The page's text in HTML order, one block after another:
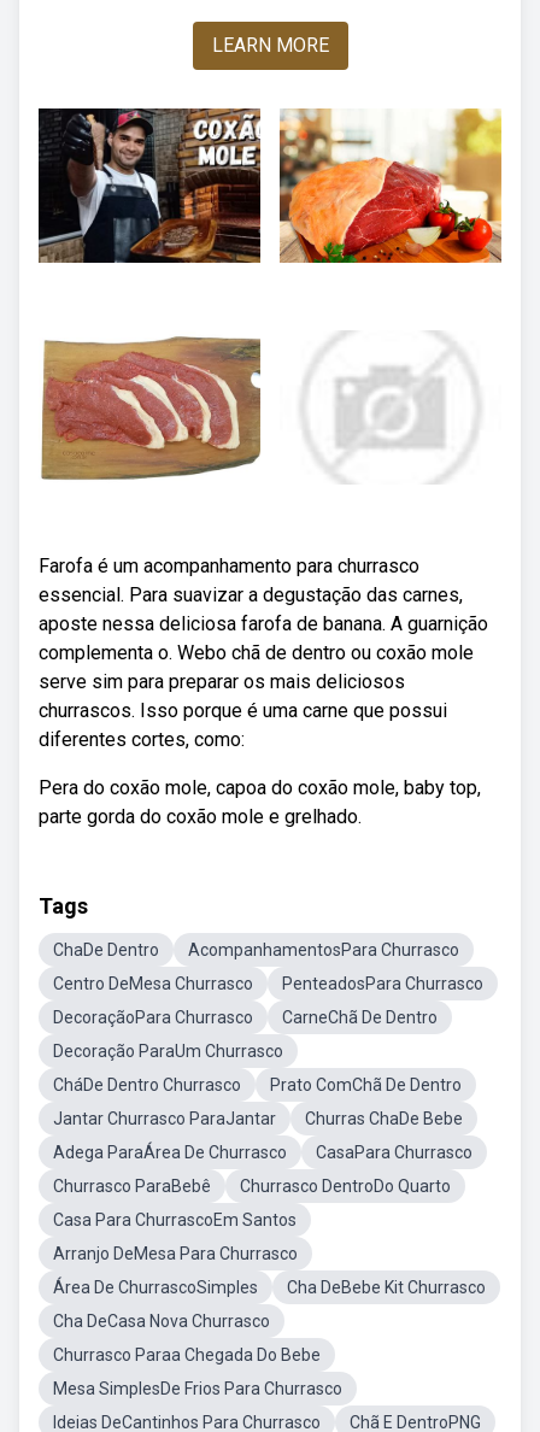
LEARN MORE
Farofa é um acompanhamento para churrasco
essencial. Para suavizar a degustação das carnes,
aposte nessa deliciosa farofa de banana. A guarnição
complementa o. Webo chã de dentro ou coxão mole
serve sim para preparar os mais deliciosos
churrascos. Isso porque é uma carne que possui
diferentes cortes, como:
Pera do coxão mole, capoa do coxão mole, baby top,
parte gorda do coxão mole e grelhado.
Tags
ChaDe Dentro
AcompanhamentosPara Churrasco
Centro DeMesa Churrasco
PenteadosPara Churrasco
DecoraçãoPara Churrasco
CarneChã De Dentro
Decoração ParaUm Churrasco
CháDe Dentro Churrasco
Prato ComChã De Dentro
Jantar Churrasco ParaJantar
Churras ChaDe Bebe
Adega ParaÁrea De Churrasco
CasaPara Churrasco
Churrasco ParaBebê
Churrasco DentroDo Quarto
Casa Para ChurrascoEm Santos
Arranjo DeMesa Para Churrasco
Área De ChurrascoSimples
Cha DeBebe Kit Churrasco
Cha DeCasa Nova Churrasco
Churrasco Paraa Chegada Do Bebe
Mesa SimplesDe Frios Para Churrasco
Ideias DeCantinhos Para Churrasco
Chã E DentroPNG